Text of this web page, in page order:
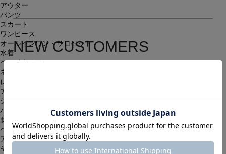
アウター
パンツ
スカート
ワンピース
オールインワン・サロペット
水着
ヘッドウェア
ネックウェア
レッグウェア
アンダーウェア
シューズ
バッグ
財布
ベルト
アクセサリ
その他
NEW CUSTOMERS
会員限定のお得な最新情報もございます。
会員登録する